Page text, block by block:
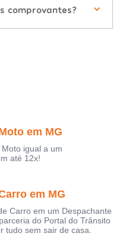
comprovantes?
em MG
igual a um
até 12x!
em MG
Carro em um Despachante
do Portal do Trânsito
tudo sem sair de casa.